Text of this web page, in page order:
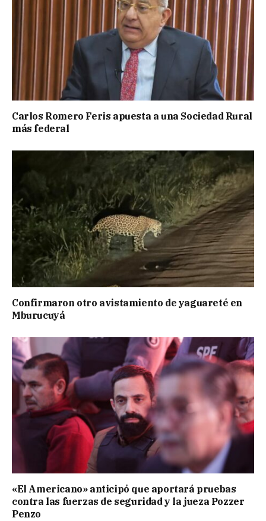
Carlos Romero Feris apuesta a una Sociedad Rural
más federal
Confirmaron otro avistamiento de yaguareté en
Mburucuyá
«El Americano» anticipó que aportará pruebas
contra las fuerzas de seguridad y la jueza Pozzer
Penzo